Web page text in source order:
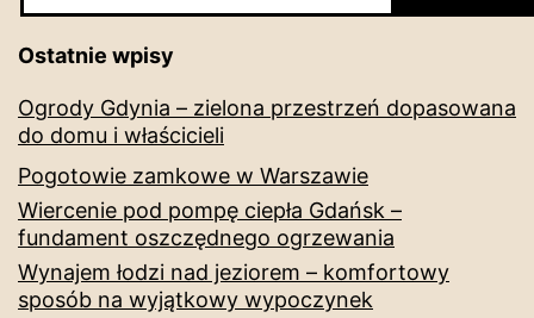
Ostatnie wpisy
Ogrody Gdynia – zielona przestrzeń dopasowana
do domu i właścicieli
Pogotowie zamkowe w Warszawie
Wiercenie pod pompę ciepła Gdańsk –
fundament oszczędnego ogrzewania
Wynajem łodzi nad jeziorem – komfortowy
sposób na wyjątkowy wypoczynek